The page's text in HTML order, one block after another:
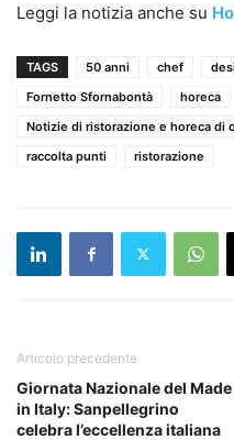
Leggi la notizia anche su
TAGS 50 anni chef
Fornetto Sfornabontà
horeca
Notizie di ristorazione e horeca di
raccolta punti
ristorazione
Articolo precedente
Giornata Nazionale del Made
in Italy: Sanpellegrino
celebra l’eccellenza italiana